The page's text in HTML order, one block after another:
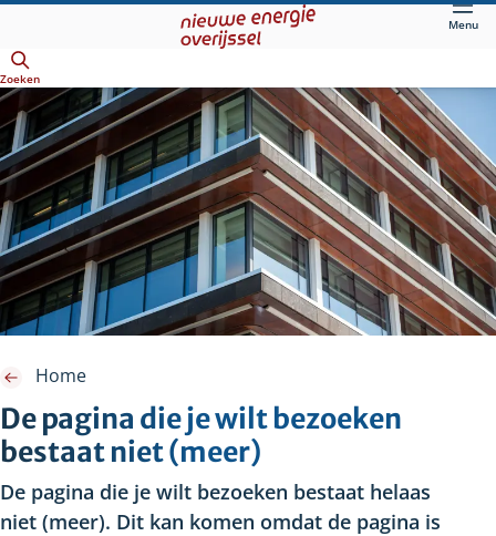
hoofdinhoud
Menu
Zoeken
De pagina die je wilt bezoeken
bestaat niet (meer)
Home
De pagina die je wilt bezoeken bestaat helaas
niet (meer). Dit kan komen omdat de pagina is